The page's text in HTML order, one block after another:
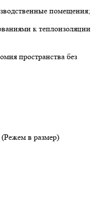
помещения;
к теплоизоляции
пространства без
в размер)